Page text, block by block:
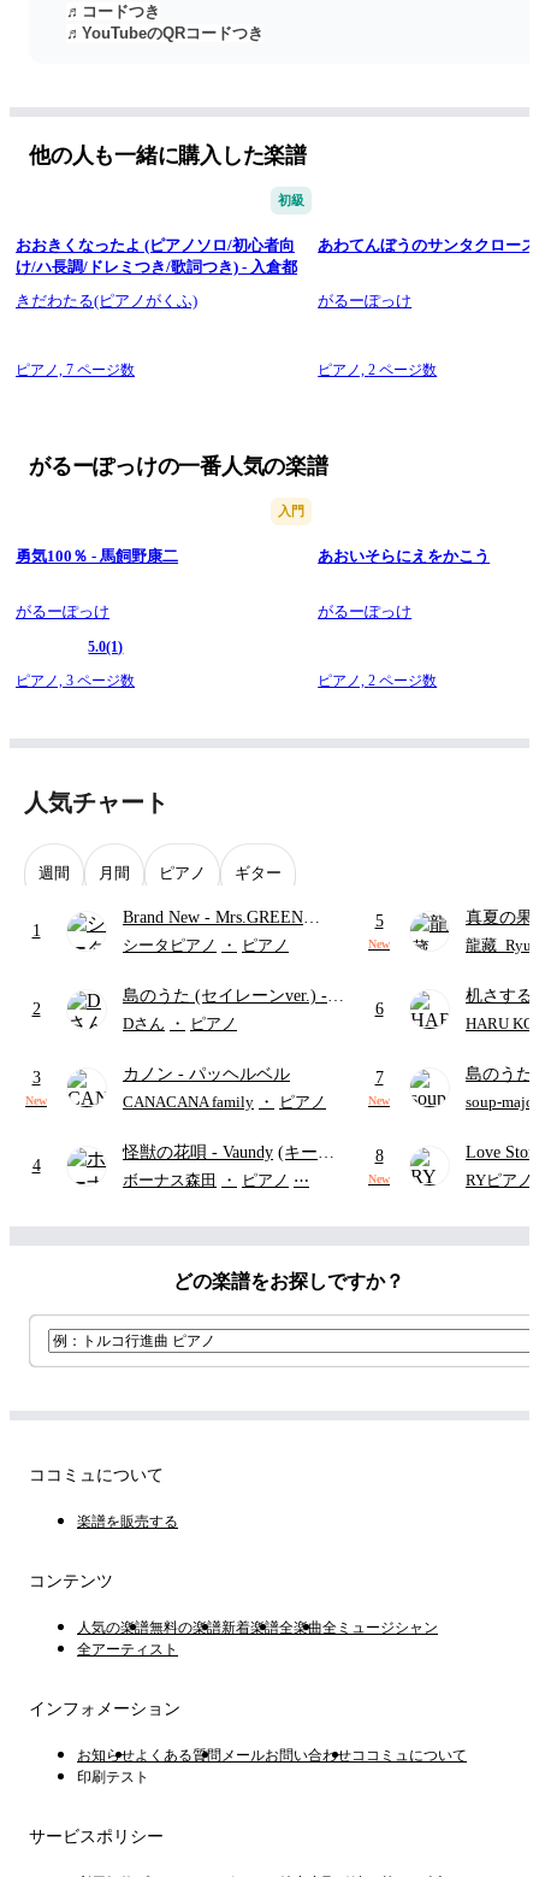
♬コードつき
♬YouTubeのQRコードつき
います。
他の人も一緒に購入した楽譜
初級
おおきくなったよ (ピアノソロ/初心者向
け/ハ長調/ドレミつき/歌詞つき) - 入倉都
きだわたる(ピアノがくふ)
ピアノ, 7 ページ数
あわてんぼうのサンタクロース
がるーぽっけ
ピアノ,2 ページ数
がるーぽっけの一番人気の楽譜
入門
勇気100％ - 馬飼野康二
がるーぽっけ
5.0(1)
ピアノ, 3 ページ数
あおいそらにえをかこう
がるーぽっけ
ピアノ,2 ページ数
人気チャート
週間 月間 ピアノ ギター
1
Brand New - Mrs.GREEN
APPLE
シータピアノ ・ ピアノ
2
島のうた (セイレーンver.) -
セイレーン(CV.鈴木みのり)
ード・ペダル付き/『映画ちい
かわ 人魚の島のひみつ』よ
Dさん ・ ピアノ
3
New
カノン - パッヘルベル
CANACANA family ・ ピアノ
4
怪獣の花唄 - Vaundy (キーボ
ードパート)
ボーナス森田 ・ ピアノ ⋯
5
New
真夏の
ターズ
龍藏
6
机さする
HARU
7
New
島のうた
映画ちい
soup-majo
8
New
Love
RYピアノ
どの楽譜をお探しですか？
ココミュについて
楽譜を販売する
コンテンツ
人気の楽譜無料の楽譜新着楽譜全楽曲全ミュージシャン
全アーティスト
インフォメーション
お知らせよくある質問 メールお問い合わせココミュについて
印刷テスト
サービスポリシー